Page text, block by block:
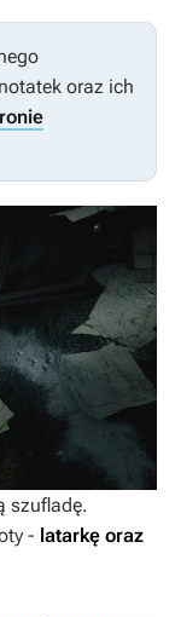
oraz ich
szufladę.
- latarkę oraz